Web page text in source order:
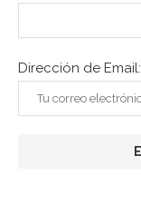
Dirección de Email: